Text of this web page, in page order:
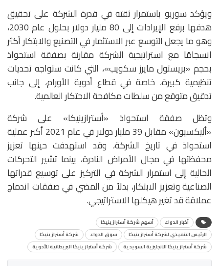
ويؤكد سوريو باستمرار ثقته في قدرة الشركة على تحقيق
هدفها برفع الإيرادات إلى 80 مليار دولار بحلول عام 2030،
وهو ما يجعل التوسع عبر الاستثمار في التصنيع والابتكار أكثر
انسجامًا مع استراتيجية الشركة مقارنة بصفقة استحواذ
بحجم «بريستول مايرز سكويب»، التي كانت ستواجه تحديات
تنظيمية كبيرة، خاصة في قطاع أدوية الأورام، إلى جانب
تدقيق متوقع من سلطات مكافحة الاحتكار العالمية.
وتظل صفقة استحواذ «أسترازينيكا» على شركة
«أليكسيون» مقابل 39 مليار دولار في عام 2021 أكبر عملية
استحواذ في تاريخ الشركة، وقد استهدفت حينها تعزيز
محفظتها في مجال الأمراض النادرة، بينما تشير التحركات
الحالية إلى استمرار الشركة في التركيز على توسيع قدراتها
الصناعية وتعزيز الابتكار، بدلاً من المضي في صفقات اندماج
عملاقة قد تغير هيكلها الاستراتيجي.
أخبار الدواء
أسهم شركة أسترازينيكا
الرئيس التنفيذي لشركة أسترازينيكا
سوق الدواء
شركة أسترازينيكا
شركة أسترازينيكا الانجليزية السويدية
شركة أسترازينيكا البريطانية للأدوية